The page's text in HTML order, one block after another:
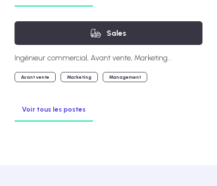
Sales
Ingénieur commercial, Avant vente, Marketing...
Avant vente Marketing Management
Voir tous les postes